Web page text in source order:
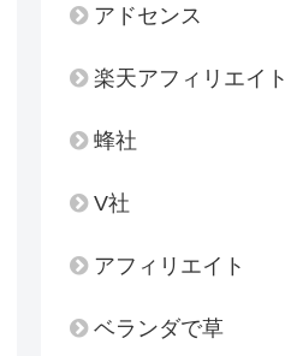
アドセンス
楽天アフィリエイト
蜂社
V社
アフィリエイト
ベランダで草